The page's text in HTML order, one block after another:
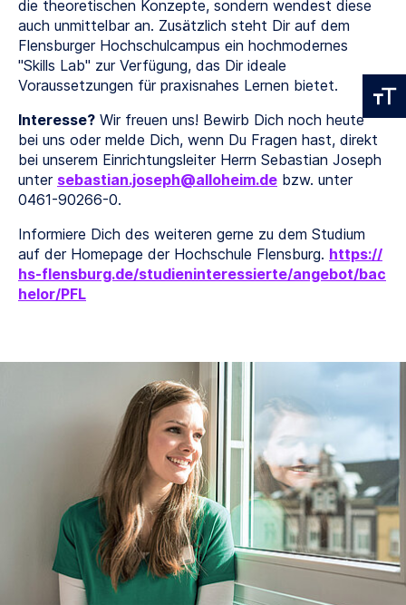
die theoretischen Konzepte, sondern wendest diese
auch unmittelbar an. Zusätzlich steht Dir auf dem
Flensburger Hochschulcampus ein hochmodernes
"Skills Lab" zur Verfügung, das Dir ideale
Voraussetzungen für praxisnahes Lernen bietet.
Interesse? Wir freuen uns! Bewirb Dich noch heute
bei uns oder melde Dich, wenn Du Fragen hast, direkt
bei unserem Einrichtungsleiter Herrn Sebastian Joseph
unter sebastian.joseph
alloheim de bzw. unter
0461-90266-0.
Informiere Dich des weiteren gerne zu dem Studium
auf der Homepage der Hochschule Flensburg. https://
hs-flensburg.de/studieninteressierte/angebot/bac
helor/PFL